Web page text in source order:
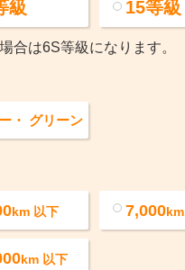
級 15等級
合は6S等級になります。
・ グリーン
km 以下 7,000km
km 以下